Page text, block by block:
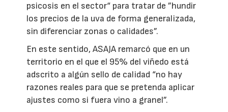
psicosis en el sector“ para tratar de ”hundir
los precios de la uva de forma generalizada,
sin diferenciar zonas o calidades”.
En este sentido, ASAJA remarcó que en un
territorio en el que el 95% del viñedo está
adscrito a algún sello de calidad “no hay
razones reales para que se pretenda aplicar
ajustes como si fuera vino a granel”.